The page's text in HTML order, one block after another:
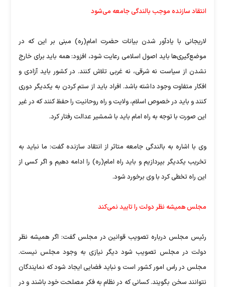
انتقاد سازنده موجب بالندگی جامعه می‌شود
لاریجانی با یادآور شدن بیانات حضرت امام(ره) مبنی بر این که در
موضع‌گیری‌ها باید اصول اسلامی رعایت شود، افزود: همه باید برای خارج
نشدن از سیاست نه شرقی، نه غربی تلاش کنند. در کشور باید آزادی و
افکار متفاوت وجود داشته باشد. افراد باید از ستم کردن به یکدیگر دوری
کنند و باید در خصوص اسلام، ولایت و راه روحانیت را حفظ کنند که در غیر
این صورت با توجه به راه امام باید با شمشیر عدالت رفتار کرد.
وی با اشاره به بالندگی جامعه متاثر از انتقاد سازنده گفت: ما نباید به
تخریب یکدیگر بپردازیم و باید راه امام(ره) را ادامه دهیم و اگر کسی از
این راه تخطی کرد با وی برخورد شود.
مجلس همیشه نظر دولت را تایید نمی‌کند
رئیس مجلس درباره تصویب قوانین در مجلس گفت: اگر همیشه نظر
دولت در مجلس تصویب شود دیگر نیازی به وجود مجلس نیست.
مجلس در راس امور کشور است و نباید فضایی ایجاد شود که نمایندگان
نتوانند سخن بگویند. کسانی که در نظام به فکر مصلحت خود باشند و در